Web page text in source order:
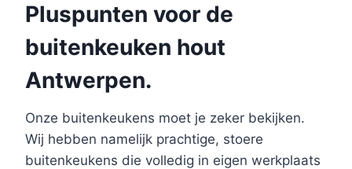
Pluspunten voor de
buitenkeuken hout
Antwerpen.
Onze buitenkeukens moet je zeker bekijken.
Wij hebben namelijk prachtige, stoere
buitenkeukens die volledig in eigen werkplaats